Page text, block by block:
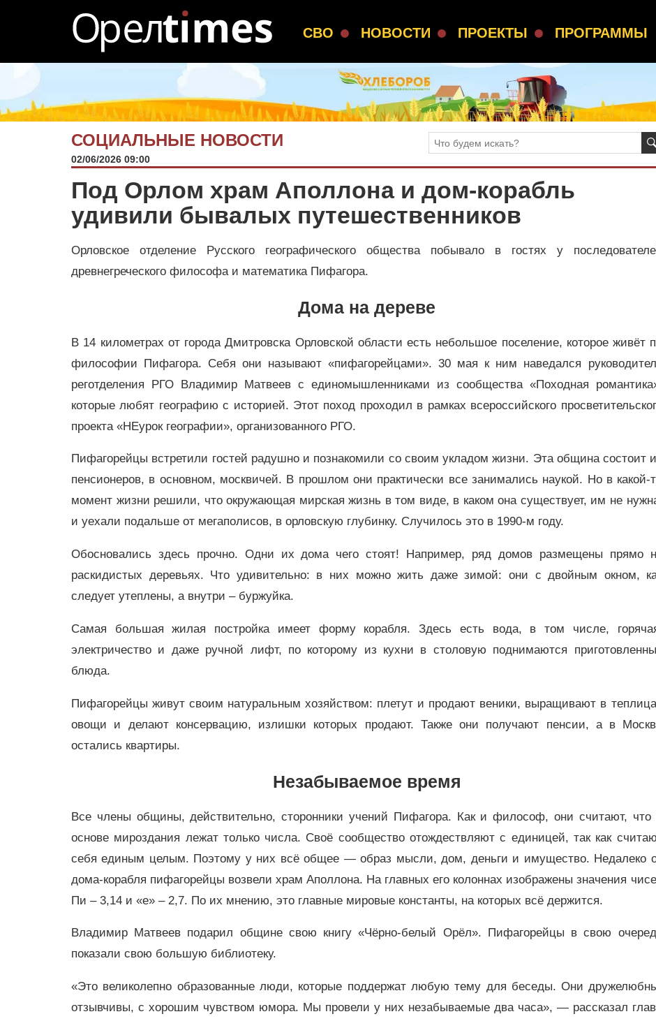
СВО НОВОСТИ ПРОЕКТЫ ПРОГРАММЫ
СОЦИАЛЬНЫЕ НОВОСТИ
02/06/2026 09:00
Под Орлом храм Аполлона и дом-корабль
удивили бывалых путешественников
Орловское отделение Русского географического общества побывало в гостях у
древнегреческого философа и математика Пифагора.
Дома на дереве
В 14 километрах от города Дмитровска Орловской области есть небольшое поселение, которое живёт
философии Пифагора. Себя они называют «пифагорейцами». 30 мая к ним наведался
реготделения РГО Владимир Матвеев с единомышленниками из сообщества «Походная
которые любят географию с историей. Этот поход проходил в рамках всероссийского
проекта «НЕурок географии», организованного РГО.
Пифагорейцы встретили гостей радушно и познакомили со своим укладом жизни. Эта община состоит
пенсионеров, в основном, москвичей. В прошлом они практически все занимались наукой. Но в какой-
момент жизни решили, что окружающая мирская жизнь в том виде, в каком она существует, им не
и уехали подальше от мегаполисов, в орловскую глубинку. Случилось это в 1990-м году.
Обосновались здесь прочно. Одни их дома чего стоят! Например, ряд домов размещены прямо
раскидистых деревьях. Что удивительно: в них можно жить даже зимой: они с двойным окном,
следует утеплены, а внутри – буржуйка.
Самая большая жилая постройка имеет форму корабля. Здесь есть вода, в том числе,
электричество и даже ручной лифт, по которому из кухни в столовую поднимаются
блюда.
Пифагорейцы живут своим натуральным хозяйством: плетут и продают веники, выращивают в
овощи и делают консервацию, излишки которых продают. Также они получают пенсии, а в
остались квартиры.
Незабываемое время
Все члены общины, действительно, сторонники учений Пифагора. Как и философ, они считают, что
основе мироздания лежат только числа. Своё сообщество отождествляют с единицей, так как
себя единым целым. Поэтому у них всё общее — образ мысли, дом, деньги и имущество. Недалеко
дома-корабля пифагорейцы возвели храм Аполлона. На главных его колоннах изображены значения
Пи – 3,14 и «е» – 2,7. По их мнению, это главные мировые константы, на которых всё держится.
Владимир Матвеев подарил общине свою книгу «Чёрно-белый Орёл». Пифагорейцы в свою
показали свою большую библиотеку.
«Это великолепно образованные люди, которые поддержат любую тему для беседы. Они
отзывчивы, с хорошим чувством юмора. Мы провели у них незабываемые два часа», — рассказал